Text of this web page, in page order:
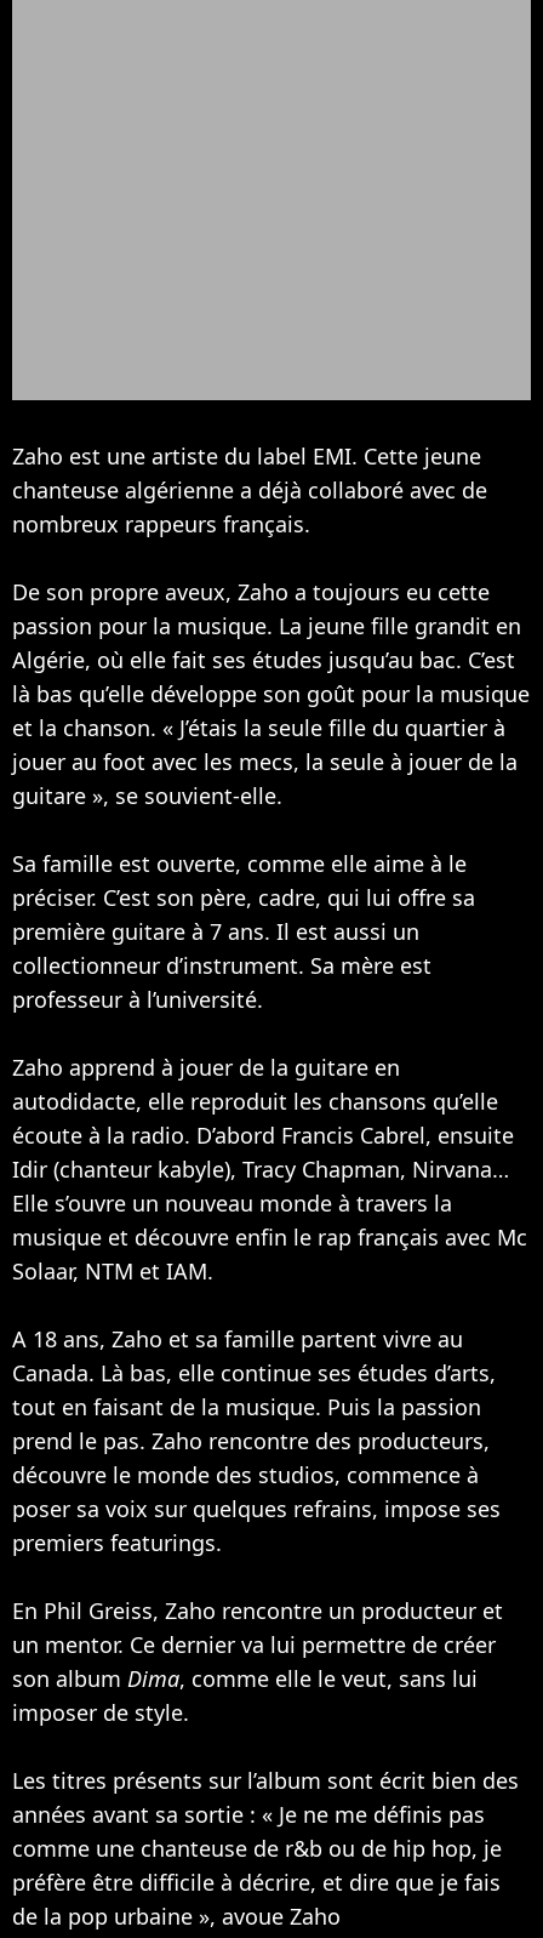
Zaho est une artiste du label EMI. Cette jeune
chanteuse algérienne a déjà collaboré avec de
nombreux rappeurs français.
De son propre aveux, Zaho a toujours eu cette
passion pour la musique. La jeune fille grandit en
Algérie, où elle fait ses études jusqu’au bac. C’est
là bas qu’elle développe son goût pour la musique
et la chanson. « J’étais la seule fille du quartier à
jouer au foot avec les mecs, la seule à jouer de la
guitare », se souvient-elle.
Sa famille est ouverte, comme elle aime à le
préciser. C’est son père, cadre, qui lui offre sa
première guitare à 7 ans. Il est aussi un
collectionneur d’instrument. Sa mère est
professeur à l’université.
Zaho apprend à jouer de la guitare en
autodidacte, elle reproduit les chansons qu’elle
écoute à la radio. D’abord Francis Cabrel, ensuite
Idir (chanteur kabyle), Tracy Chapman, Nirvana…
Elle s’ouvre un nouveau monde à travers la
musique et découvre enfin le rap français avec Mc
Solaar, NTM et IAM.
A 18 ans, Zaho et sa famille partent vivre au
Canada. Là bas, elle continue ses études d’arts,
tout en faisant de la musique. Puis la passion
prend le pas. Zaho rencontre des producteurs,
découvre le monde des studios, commence à
poser sa voix sur quelques refrains, impose ses
premiers featurings.
En Phil Greiss, Zaho rencontre un producteur et
un mentor. Ce dernier va lui permettre de créer
son album Dima, comme elle le veut, sans lui
imposer de style.
Les titres présents sur l’album sont écrit bien des
années avant sa sortie : « Je ne me définis pas
comme une chanteuse de r&b ou de hip hop, je
préfère être difficile à décrire, et dire que je fais
de la pop urbaine », avoue Zaho